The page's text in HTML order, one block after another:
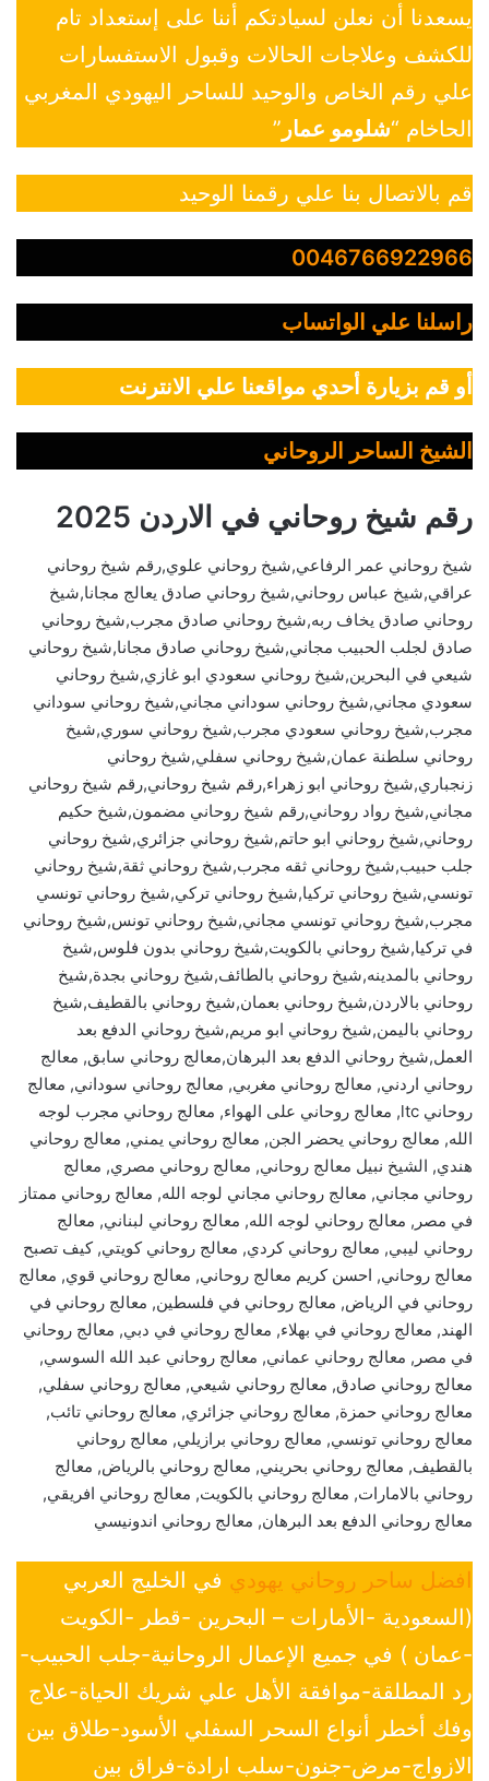
يسعدنا أن نعلن لسيادتكم أننا على إستعداد تام
للكشف وعلاجات الحالات وقبول الاستفسارات
علي رقم الخاص والوحيد للساحر اليهودي المغربي
الحاخام “شلومو عمار ”
قم بالاتصال بنا علي رقمنا الوحيد
0046766922966
راسلنا علي الواتساب
أو قم بزيارة أحدي مواقعنا علي الانترنت
الشيخ الساحر الروحاني
رقم شيخ روحاني في الاردن 2025
شيخ روحاني عمر الرفاعي,شيخ روحاني علوي,رقم شيخ روحاني
عراقي,شيخ عباس روحاني,شيخ روحاني صادق يعالج مجانا,شيخ
روحاني صادق يخاف ربه,شيخ روحاني صادق مجرب,شيخ روحاني
صادق لجلب الحبيب مجاني,شيخ روحاني صادق مجانا,شيخ روحاني
شيعي في البحرين,شيخ روحاني سعودي ابو غازي,شيخ روحاني
سعودي مجاني,شيخ روحاني سوداني مجاني,شيخ روحاني سوداني
مجرب,شيخ روحاني سعودي مجرب,شيخ روحاني سوري,شيخ
روحاني سلطنة عمان,شيخ روحاني سفلي,شيخ روحاني
زنجباري,شيخ روحاني ابو زهراء,رقم شيخ روحاني,رقم شيخ روحاني
مجاني,شيخ رواد روحاني,رقم شيخ روحاني مضمون,شيخ حكيم
روحاني,شيخ روحاني ابو حاتم,شيخ روحاني جزائري,شيخ روحاني
جلب حبيب,شيخ روحاني ثقه مجرب,شيخ روحاني ثقة,شيخ روحاني
تونسي,شيخ روحاني تركيا,شيخ روحاني تركي,شيخ روحاني تونسي
مجرب,شيخ روحاني تونسي مجاني,شيخ روحاني تونس,شيخ روحاني
في تركيا,شيخ روحاني بالكويت,شيخ روحاني بدون فلوس,شيخ
روحاني بالمدينه,شيخ روحاني بالطائف,شيخ روحاني بجدة,شيخ
روحاني بالاردن,شيخ روحاني بعمان,شيخ روحاني بالقطيف,شيخ
روحاني باليمن,شيخ روحاني ابو مريم,شيخ روحاني الدفع بعد
العمل,شيخ روحاني الدفع بعد البرهان,معالج روحاني سابق, معالج
روحاني اردني, معالج روحاني مغربي, معالج روحاني سوداني, معالج
روحاني ltc, معالج روحاني على الهواء, معالج روحاني مجرب لوجه
الله, معالج روحاني يحضر الجن, معالج روحاني يمني, معالج روحاني
هندي, الشيخ نبيل معالج روحاني, معالج روحاني مصري, معالج
روحاني مجاني, معالج روحاني مجاني لوجه الله, معالج روحاني ممتاز
في مصر, معالج روحاني لوجه الله, معالج روحاني لبناني, معالج
روحاني ليبي, معالج روحاني كردي, معالج روحاني كويتي, كيف تصبح
معالج روحاني, احسن كريم معالج روحاني, معالج روحاني قوي, معالج
روحاني في الرياض, معالج روحاني في فلسطين, معالج روحاني في
الهند, معالج روحاني في بهلاء, معالج روحاني في دبي, معالج روحاني
في مصر, معالج روحاني عماني, معالج روحاني عبد الله السوسي,
معالج روحاني صادق, معالج روحاني شيعي, معالج روحاني سفلي,
معالج روحاني حمزة, معالج روحاني جزائري, معالج روحاني تائب,
معالج روحاني تونسي, معالج روحاني برازيلي, معالج روحاني
بالقطيف, معالج روحاني بحريني, معالج روحاني بالرياض, معالج
روحاني بالامارات, معالج روحاني بالكويت, معالج روحاني افريقي,
معالج روحاني الدفع بعد البرهان, معالج روحاني اندونيسي
افضل ساحر روحاني يهودي في الخليج العربي
(السعودية -الأمارات – البحرين -قطر -الكويت
-عمان ) في جميع الإعمال الروحانية-جلب الحبيب-
رد المطلقة-موافقة الأهل علي شريك الحياة-علاج
وفك أخطر أنواع السحر السفلي الأسود-طلاق بين
الازواج-مرض-جنون-سلب ارادة-فراق بين